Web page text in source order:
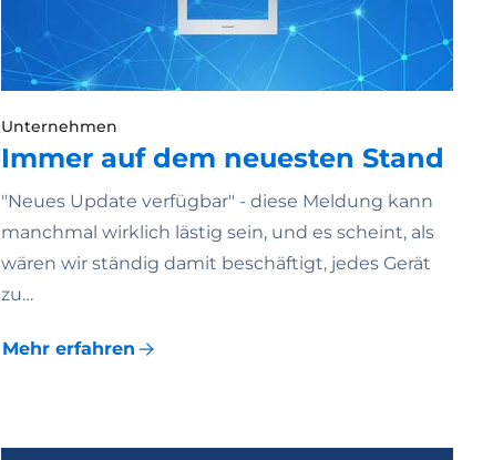
Unternehmen
Immer auf dem neuesten Stand
"Neues Update verfügbar" - diese Meldung kann
manchmal wirklich lästig sein, und es scheint, als
wären wir ständig damit beschäftigt, jedes Gerät
zu…
Mehr erfahren